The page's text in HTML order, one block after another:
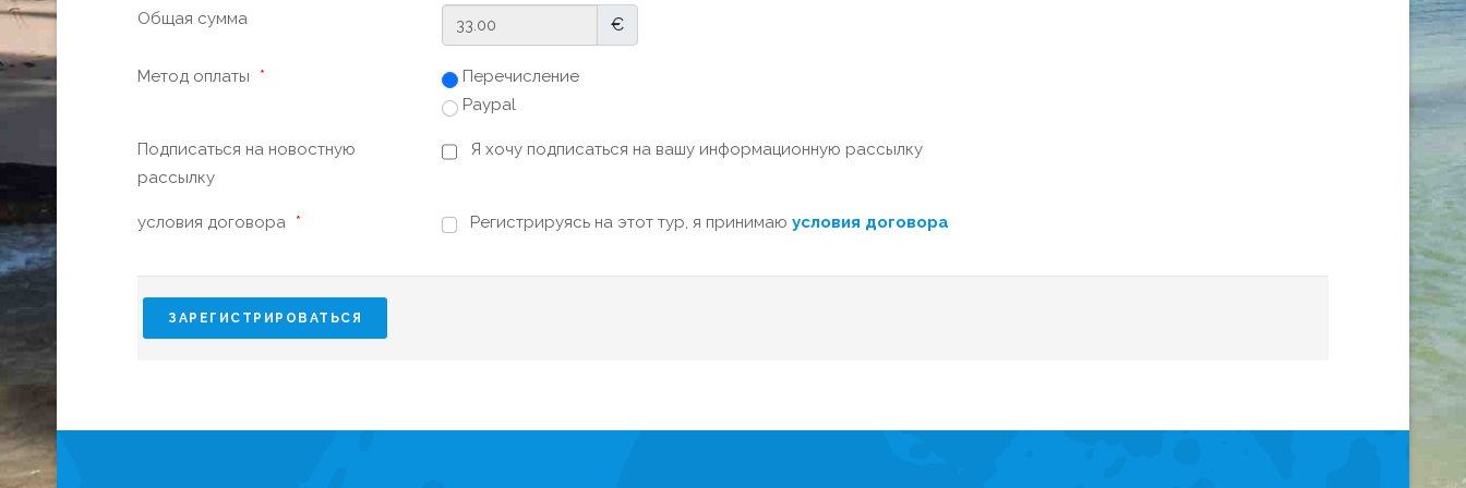
Общая сумма €
Метод оплаты *
Перечисление
Paypal
Подписаться на новостную
рассылку
Я хочу подписаться на вашу информационную рассылку
условия договора * Регистрируясь на этот тур, я принимаю условия договора